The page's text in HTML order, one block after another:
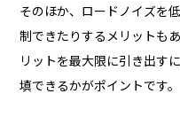
そのほか、ロードノイズを
制できたりするメリットも
リットを最大限に引き出す
填できるかがポイントです。